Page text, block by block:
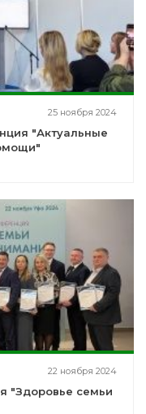
25 ноября 2024
"Актуальные
22 ноября 2024
"Здоровье семьи